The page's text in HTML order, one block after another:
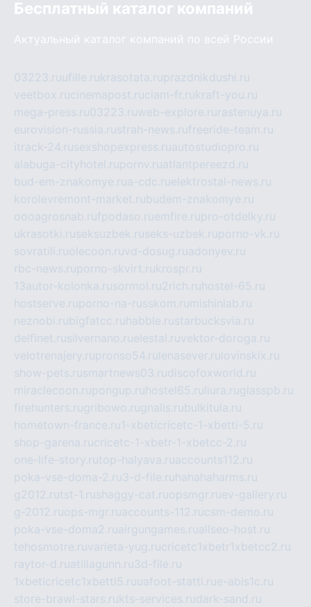
Бесплатный каталог компаний
Актуальный каталог компаний по всей России
03223.ruufille.rukrasotata.ruprazdnikdushi.ru
veetbox.rucinemapost.ruciam-fr.rukraft-you.ru
mega-press.ru03223.ruweb-explore.ru rastenuya.ru
eurovision-russia.rustrah-news.rufreeride-team.ru
itrack-24.rusexshopexpress.ruautostudiopro.ru
alabuga-cityhotel.rupornv.ruatlantpereezd.ru
bud-em-znakomye.rua-cdc.ruelektrostal-news.ru
korolevremont-market.rubudem-znakomye.ru
oooagrosnab.rufpodaso.ruemfire.rupro-otdelky.ru
ukrasotki.ruseksuzbek.ruseks-uzbek.ruporno-vk.ru
sovratili.ruolecoon.ruvd-dosug.ruadonyev.ru
rbc-news.ruporno-skvirt.rukrospr.ru
13autor-kolonka.rusormol.ru2rich.ru hostel-65.ru
hostserve.ruporno-na-russkom.ru mishinlab.ru
neznobi.rubigfatcc.ru habble.rustarbucksvia.ru
delfinet.rusilvernano.ruelestal.ruvektor-doroga.ru
velotrenajery.rupronso54.ru lenasever.ru lovinskix.ru
show-pets.rusmartnews03.rudiscofoxworld.ru
miraclecoon.rupongup.ru hostel65.ru liura.ruglasspb.ru
firehunters.rugribowo.rugnalis.rubulkitula.ru
hometown-france.ru1-xbeticricetc-1-xbetti-5.ru
shop-garena.rucricetc-1-xbetr-1-xbetcc-2.ru
one-life-story.rutop-halyava.ruaccounts112.ru
poka-vse-doma-2.ru3-d-file.ru hahahaharms.ru
g2012.rutst-1.rushaggy-cat.ruopsmgr.ruev-gallery.ru
g-2012.ruops-mgr.ruaccounts-112.rucsm-demo.ru
poka-vse-doma2.ruairgungames.ruallseo-host.ru
tehosmotre.ruvarieta-yug.rucricetc1xbetr1xbetcc2.ru
raytor-d.ruatillagunn.ru3d-file.ru
1xbeticricetc1xbetti5.ruuafoot-statti.rue-abis1c.ru
store-brawl-stars.rukts-services.rudark-sand.ru